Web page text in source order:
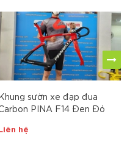
Khung sườn xe đạp đua
PINA F14 Đen Đỏ
Liên hệ